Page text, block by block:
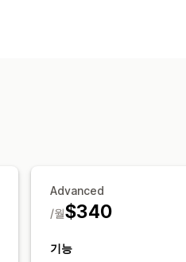
Advanced
$340
/월
기능